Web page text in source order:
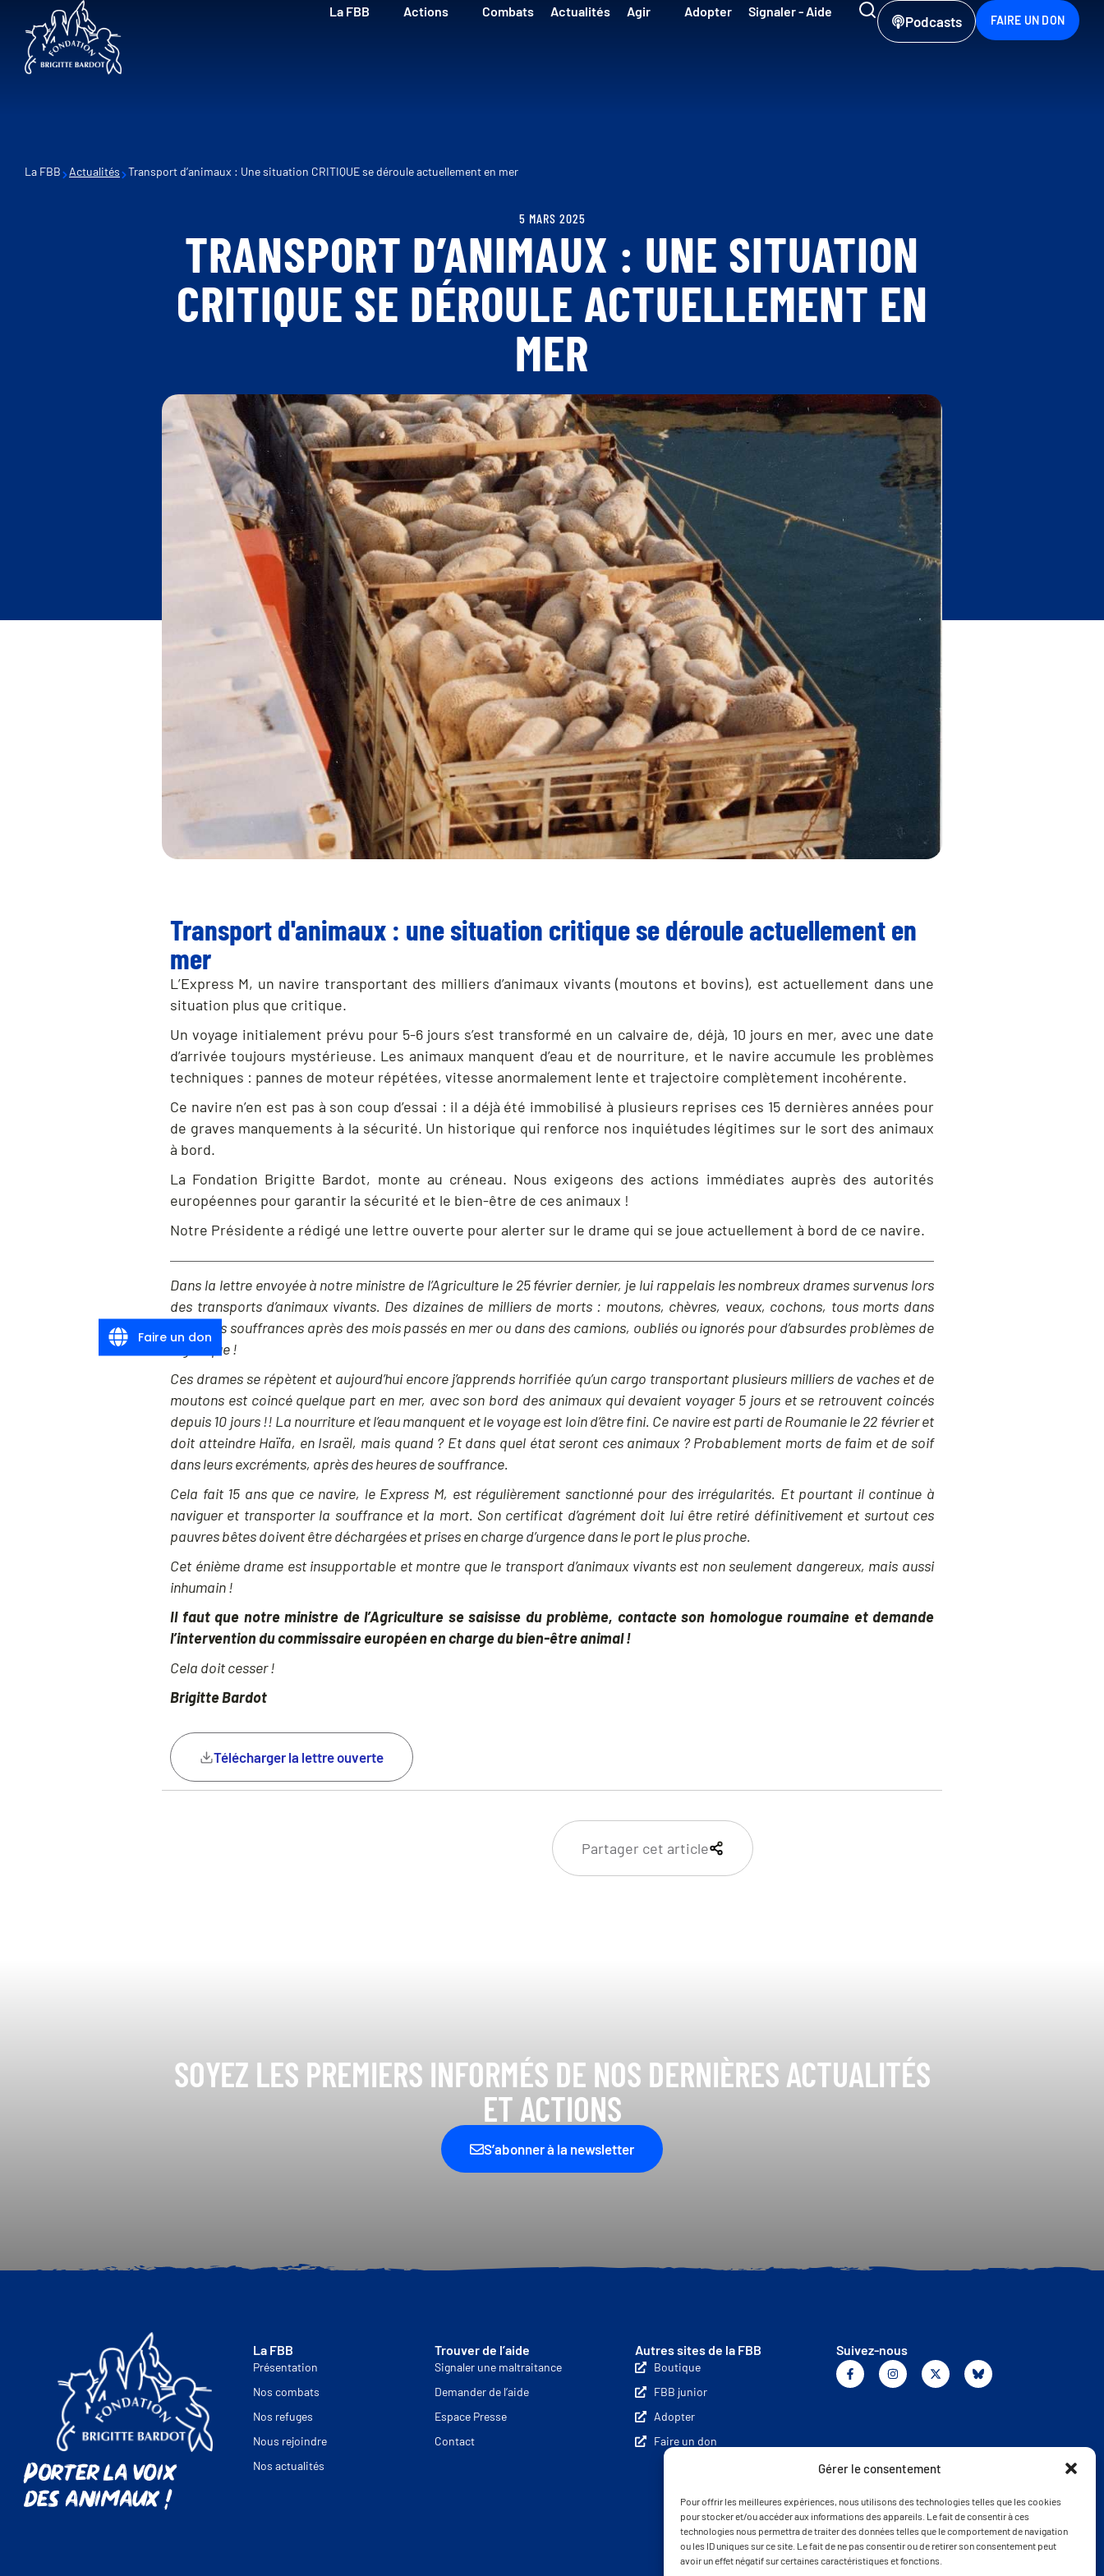
Gérer le consentement
Pour offrir les meilleures expériences, nous utilisons des technologies telles que les cookies
pour stocker et/ou accéder aux informations des appareils. Le fait de consentir à ces
technologies nous permettra de traiter des données telles que le comportement de navigation
ou les ID uniques sur ce site. Le fait de ne pas consentir ou de retirer son consentement peut
avoir un effet négatif sur certaines caractéristiques et fonctions.
La FBB Actions Combats Actualités Agir Adopter Signaler - Aide
Podcasts FAIRE UN DON
La FBB Actualités Transport d’animaux : Une situation CRITIQUE se déroule actuellement en mer
5 MARS 2025
TRANSPORT D’ANIMAUX : UNE SITUATION
CRITIQUE SE DÉROULE ACTUELLEMENT EN
MER
Transport d'animaux : une situation critique se déroule actuellement en
mer
L’Express M, un navire transportant des milliers d’animaux vivants (moutons et bovins), est actuellement dans une
situation plus que critique.
Un voyage initialement prévu pour 5-6 jours s’est transformé en un calvaire de, déjà, 10 jours en mer, avec une date
d’arrivée toujours mystérieuse. Les animaux manquent d’eau et de nourriture, et le navire accumule les problèmes
techniques : pannes de moteur répétées, vitesse anormalement lente et trajectoire complètement incohérente.
Ce navire n’en est pas à son coup d’essai : il a déjà été immobilisé à plusieurs reprises ces 15 dernières années pour
de graves manquements à la sécurité. Un historique qui renforce nos inquiétudes légitimes sur le sort des animaux
à bord.
La Fondation Brigitte Bardot, monte au créneau. Nous exigeons des actions immédiates auprès des autorités
européennes pour garantir la sécurité et le bien-être de ces animaux !
Notre Présidente a rédigé une lettre ouverte pour alerter sur le drame qui se joue actuellement à bord de ce navire.
Dans la lettre envoyée à notre ministre de l’Agriculture le 25 février dernier, je lui rappelais les nombreux drames survenus lors
des transports d’animaux vivants. Des dizaines de milliers de morts : moutons, chèvres, veaux, cochons, tous morts dans
d’atroces souffrances après des mois passés en mer ou dans des camions, oubliés ou ignorés pour d’absurdes problèmes de
logistique !
Ces drames se répètent et aujourd’hui encore j’apprends horrifiée qu’un cargo transportant plusieurs milliers de vaches et de
moutons est coincé quelque part en mer, avec son bord des animaux qui devaient voyager 5 jours et se retrouvent coincés
depuis 10 jours !! La nourriture et l’eau manquent et le voyage est loin d’être fini. Ce navire est parti de Roumanie le 22 février et
doit atteindre Haïfa, en Israël, mais quand ? Et dans quel état seront ces animaux ? Probablement morts de faim et de soif
dans leurs excréments, après des heures de souffrance.
Cela fait 15 ans que ce navire, le Express M, est régulièrement sanctionné pour des irrégularités. Et pourtant il continue à
naviguer et transporter la souffrance et la mort. Son certificat d’agrément doit lui être retiré définitivement et surtout ces
pauvres bêtes doivent être déchargées et prises en charge d’urgence dans le port le plus proche.
Cet énième drame est insupportable et montre que le transport d’animaux vivants est non seulement dangereux, mais aussi
inhumain !
Il faut que notre ministre de l’Agriculture se saisisse du problème, contacte son homologue roumaine et demande
l’intervention du commissaire européen en charge du bien-être animal !
Cela doit cesser !
Brigitte Bardot
Télécharger la lettre ouverte
Partager cet article
SOYEZ LES PREMIERS INFORMÉS DE NOS DERNIÈRES ACTUALITÉS
ET ACTIONS
S’abonner à la newsletter
Porter la voix
des animaux !
La FBB
Présentation
Nos combats
Nos refuges
Nous rejoindre
Nos actualités
Trouver de l’aide
Signaler une maltraitance
Demander de l’aide
Espace Presse
Contact
Autres sites de la FBB
Boutique
FBB junior
Adopter
Faire un don
Suivez-nous
Faire un don